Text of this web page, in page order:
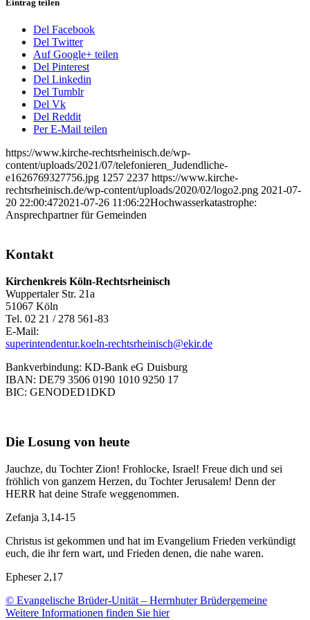
Eintrag teilen
Del Facebook
Del Twitter
Auf Google+ teilen
Del Pinterest
Del Linkedin
Del Tumblr
Del Vk
Del Reddit
Per E-Mail teilen
https://www.kirche-rechtsrheinisch.de/wp-
content/uploads/2021/07/telefonieren_Judendliche-
e1626769327756.jpg 1257 2237 https://www.kirche-
rechtsrheinisch.de/wp-content/uploads/2020/02/logo2.png 2021-07-
20 22:00:472021-07-26 11:06:22Hochwasserkatastrophe:
Ansprechpartner für Gemeinden
Kontakt
Kirchenkreis Köln-Rechtsrheinisch
Wuppertaler Str. 21a
51067 Köln
Tel. 02 21 / 278 561-83
E-Mail:
superintendentur.koeln-rechtsrheinisch@ekir.de
Bankverbindung: KD-Bank eG Duisburg
IBAN: DE79 3506 0190 1010 9250 17
BIC: GENODED1DKD
Die Losung von heute
Jauchze, du Tochter Zion! Frohlocke, Israel! Freue dich und sei
fröhlich von ganzem Herzen, du Tochter Jerusalem! Denn der
HERR hat deine Strafe weggenommen.
Zefanja 3,14-15
Christus ist gekommen und hat im Evangelium Frieden verkündigt
euch, die ihr fern wart, und Frieden denen, die nahe waren.
Epheser 2,17
© Evangelische Brüder-Unität – Herrnhuter Brüdergemeine
Weitere Informationen finden Sie hier